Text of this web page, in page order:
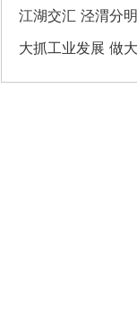
‌江湖交汇 泾渭分明‌
大抓工业发展 做